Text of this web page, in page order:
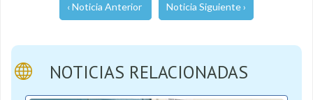
‹ Noticia Anterior Noticia Siguiente ›
NOTICIAS RELACIONADAS